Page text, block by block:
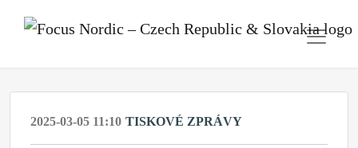
2025-03-05 11:10 TISKOVÉ ZPRÁVY